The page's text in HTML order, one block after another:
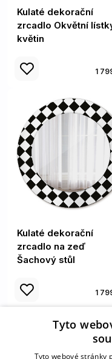
Kulaté dekorační
zrcadlo Okvětní
květin
1
Kulaté dekorační
zrcadlo na zeď
Šachový stůl
1
Tyto
Tyto webové stránky